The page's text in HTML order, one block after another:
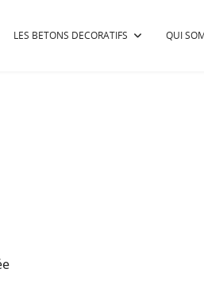
LES BETONS DECORATIFS QUI